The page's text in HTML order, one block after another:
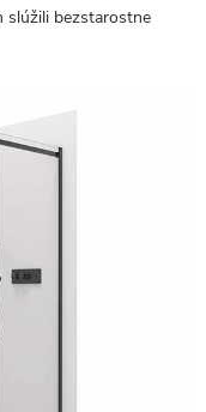
slúžili bezstarostne